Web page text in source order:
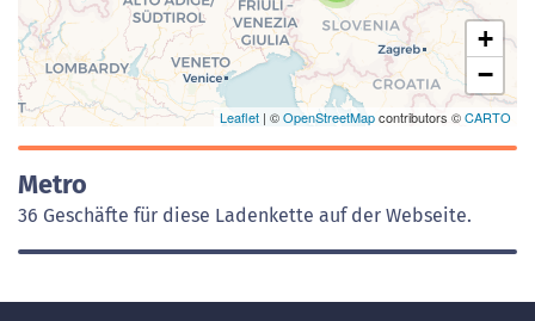
+
−
Leaflet | ©OpenStreetMapcontributors ©CARTO
Metro
36 Geschäfte für diese Ladenkette auf der Webseite.